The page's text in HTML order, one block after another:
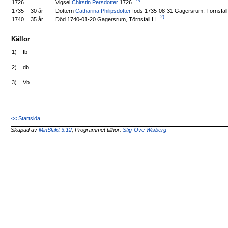
1726 VigselChirstin Persdotter 1726.
1735 30 år DotternCatharina Philipsdotter föds 1735-08-31 Gagersrum, Törnsfall
1740
35 år Död 1740-01-20 Gagersrum, Törnsfall H. 2)
Källor
1) fb
2) db
3) Vb
<< Startsida
Skapad avMinSläkt 3.12 , Programmet tillhör:Stig-Ove Wisberg